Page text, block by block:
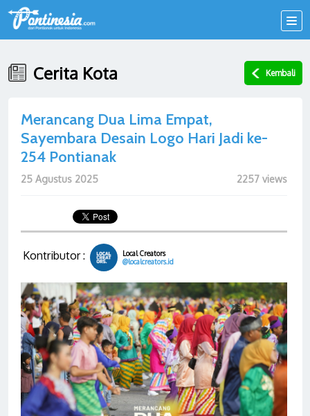
Cerita Kota Kembali
Merancang Dua Lima Empat,
Sayembara Desain Logo Hari Jadi ke-
254 Pontianak
25 Agustus 2025 2257 views
Kontributor :
Local Creators
@localcreators.id